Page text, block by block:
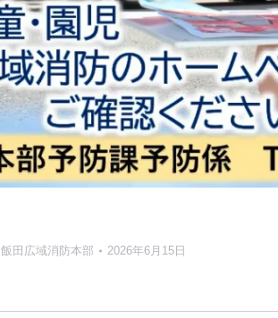
飯田広域消防本部 2026年6月15日